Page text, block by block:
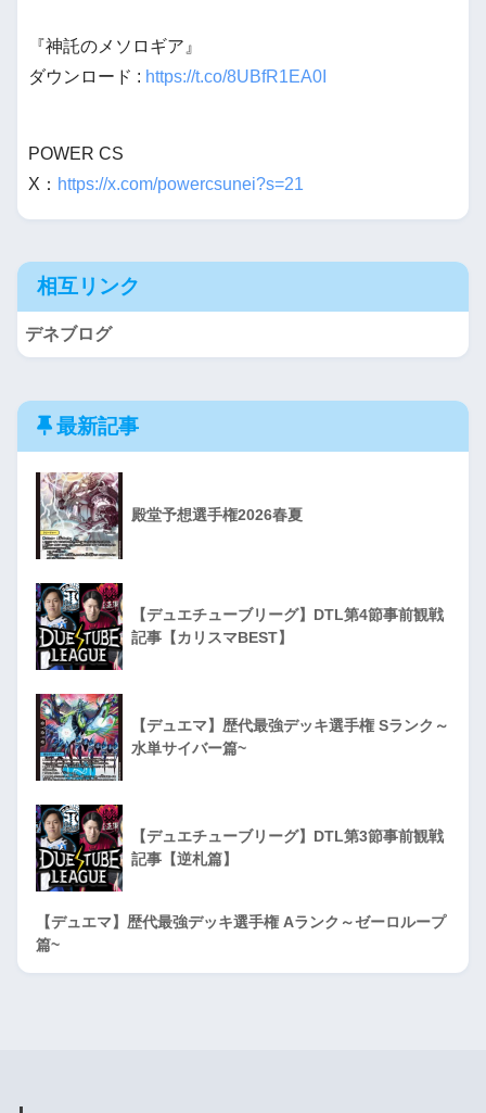
『神託のメソロギア』
ダウンロード : https://t.co/8UBfR1EA0I
POWER CS
X： https://x.com/powercsunei?s=21
相互リンク
デネブログ
最新記事
殿堂予想選手権2026春夏
【デュエチューブリーグ】DTL第4節事前観戦
記事【カリスマBEST】
【デュエマ】歴代最強デッキ選手権 Sランク～
水単サイバー篇~
【デュエチューブリーグ】DTL第3節事前観戦
記事【逆札篇】
【デュエマ】歴代最強デッキ選手権 Aランク～ゼーロループ
篇~